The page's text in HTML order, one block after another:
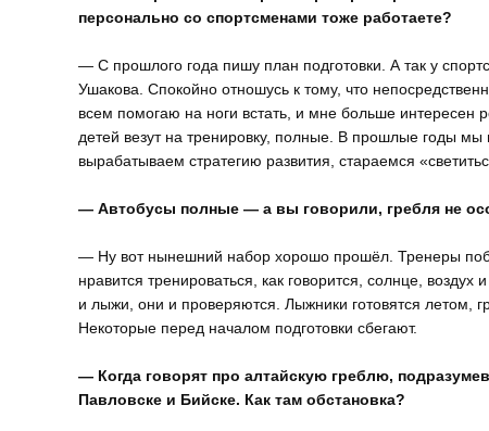
персонально со спортсменами тоже работаете?
— С прошлого года пишу план подготовки. А так у
Ушакова. Спокойно отношусь к тому, что
всем помогаю на ноги встать, и мне больше интересен
детей везут на тренировку, полные. В прошлые годы
вырабатываем стратегию развития, стараемся
— Автобусы полные — а вы говорили, гребля не
— Ну вот нынешний набор хорошо прошёл. Тренеры
нравится тренироваться, как говорится, солнце,
и лыжи, они и проверяются. Лыжники готовятся летом,
Некоторые перед началом подготовки сбегают.
— Когда говорят про алтайскую греблю,
Павловске и Бийске. Как там обстановка?